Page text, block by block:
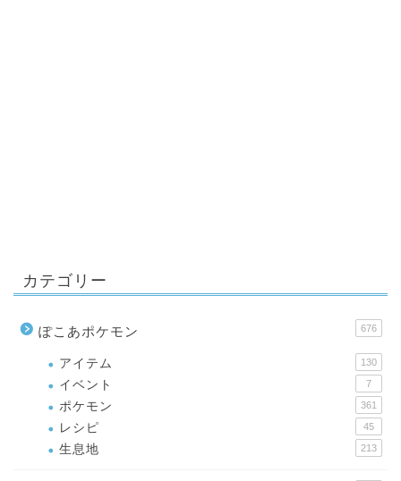
カテゴリー
ぽこあポケモン 676
アイテム 130
イベント 7
ポケモン 361
レシピ 45
生息地 213